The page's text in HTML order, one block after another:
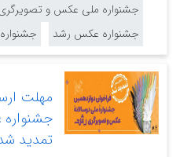
جشنواره ملی عکس و
جشنواره عکس رشد
مهلت
تمدید